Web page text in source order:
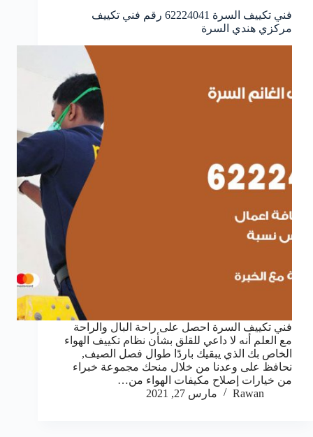
فني تكييف السرة 62224041 رقم فني تكييف
مركزي هندي السرة
فني تكييف السرة احصل على راحة البال والراحة
مع العلم أنه لا داعي للقلق بشأن نظام تكييف الهواء
الخاص بك الذي يبقيك باردًا طوال فصل الصيف,
نحافظ على وعدنا من خلال منحك مجموعة خبراء
من خيارات إصلاح مكيفات الهواء من…
Rawan
مارس 27, 2021